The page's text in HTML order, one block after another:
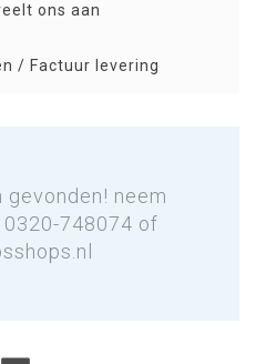
ons aan
/ Factuur levering
gevonden! neem
748074 of